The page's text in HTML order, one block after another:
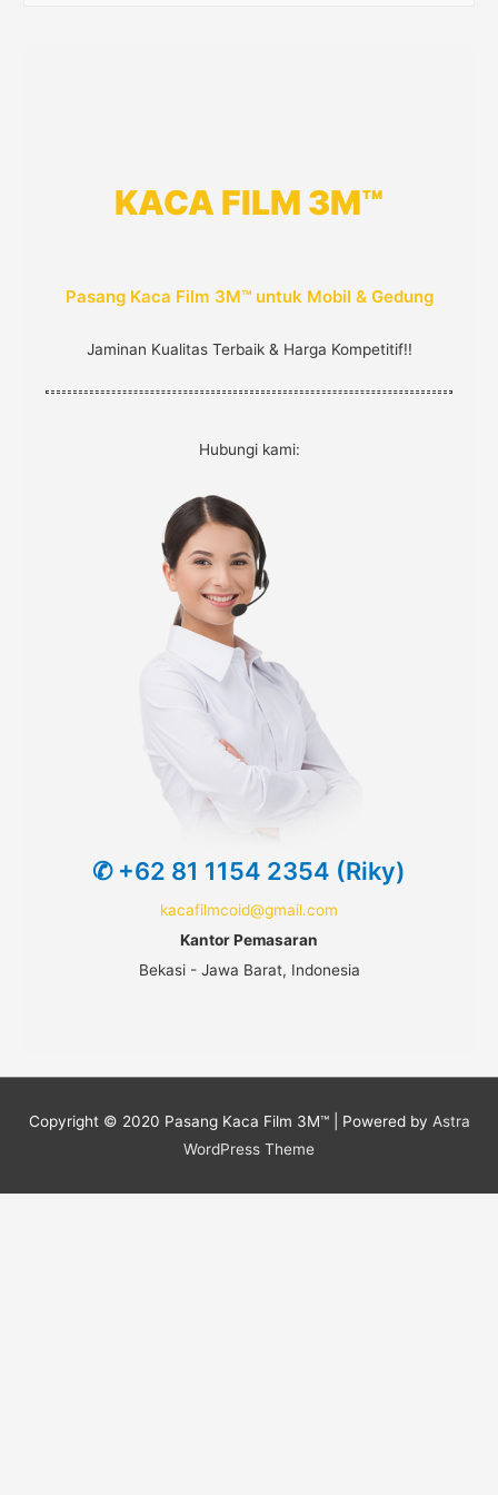
KACA FILM 3M™
Pasang Kaca Film 3M™ untuk Mobil & Gedung
Jaminan Kualitas Terbaik & Harga Kompetitif!!
Hubungi kami:
✆ +62 81 1154 2354 (Riky)
kacafilmcoid@gmail.com
Kantor Pemasaran
Bekasi - Jawa Barat, Indonesia
Copyright © 2020 Pasang Kaca Film 3M™ | Powered by Astra
WordPress Theme